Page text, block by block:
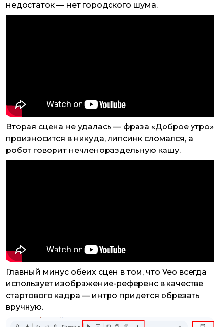
недостаток — нет городского шума.
Вторая сцена не удалась — фраза «Доброе утро»
произносится в никуда, липсинк сломался, а
робот говорит нечленораздельную кашу.
Главный минус обеих сцен в том, что Veo всегда
использует изображение-референс в качестве
стартового кадра — интро придется обрезать
вручную.